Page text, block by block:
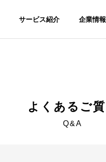
サービス紹介 企業情報
会社概要
よくあるご質
Q&A